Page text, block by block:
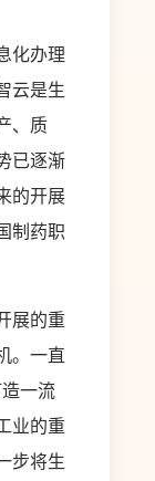
化办理
云是生
、质
已逐渐
的开展
制药职
展的重
。一直
一流
业的重
步将生